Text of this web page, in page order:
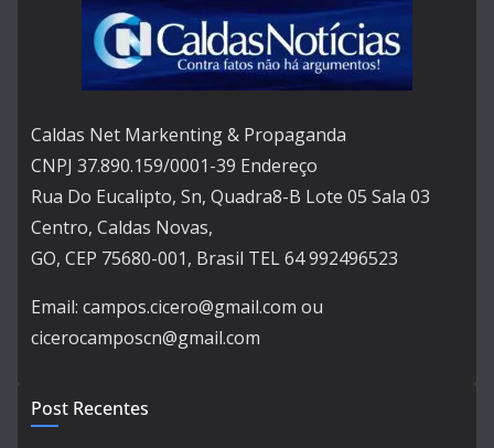
Caldas Net Markenting & Propaganda
CNPJ 37.890.159/0001-39 Endereço
Rua Do Eucalipto, Sn, Quadra8-B Lote 05 Sala 03
Centro, Caldas Novas,
GO, CEP 75680-001, Brasil TEL 64 992496523
Email: campos.cicero@gmail.com ou
cicerocamposcn@gmail.com
Post Recentes